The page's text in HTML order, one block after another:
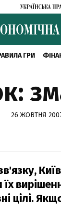
ГРИ
26 ЖОВТНЯ
їх
цілі.